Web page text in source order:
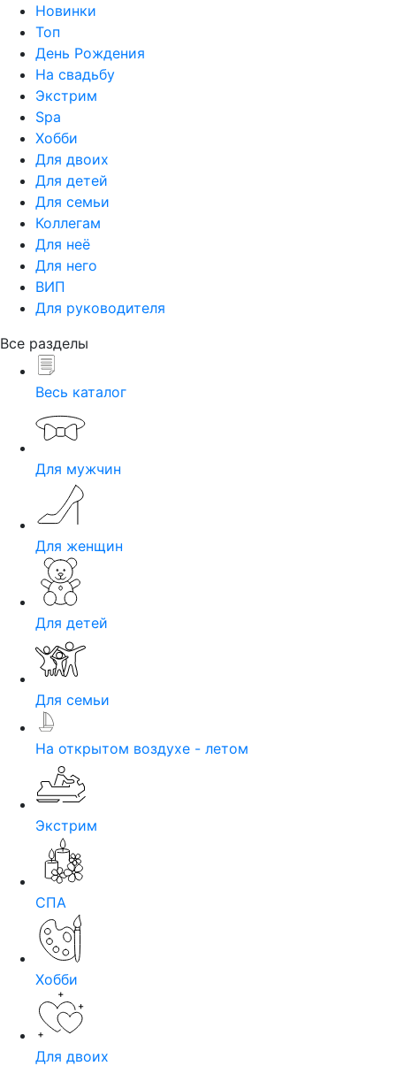
Новинки
Топ
День Рождения
На свадьбу
Экстрим
Spa
Хобби
Для двоих
Для детей
Для семьи
Коллегам
Для неё
Для него
ВИП
Для руководителя
Все разделы
Весь каталог
Для мужчин
Для женщин
Для детей
Для семьи
На открытом воздухе - летом
Экстрим
СПА
Хобби
Для двоих